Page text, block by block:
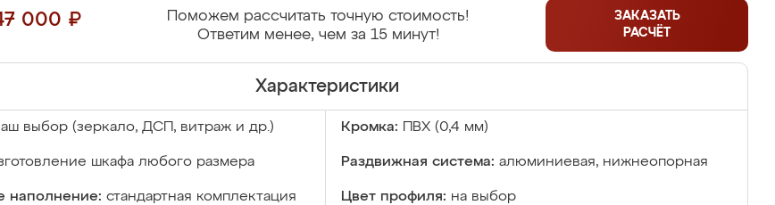
000 ₽
Поможем рассчитать точную стоимость!
Ответим менее, чем за 15 минут!
ЗАКАЗАТЬ
РАСЧЁТ
Характеристики
выбор (зеркало, ДСП, витраж и др.) Кромка: ПВХ (0,4 мм)
шкафа любого размера Раздвижная система: алюминиевая, нижнеопорная
наполнение: стандартная комплектация Цвет профиля: на выбор